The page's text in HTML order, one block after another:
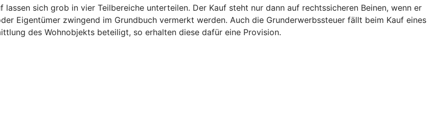
sich grob in vier Teilbereiche unterteilen. Der Kauf steht nur dann auf rechtssicheren Beinen, wenn er
Eigentümer zwingend im Grundbuch vermerkt werden. Auch die Grunderwerbssteuer fällt beim Kauf eines
des Wohnobjekts beteiligt, so erhalten diese dafür eine Provision.